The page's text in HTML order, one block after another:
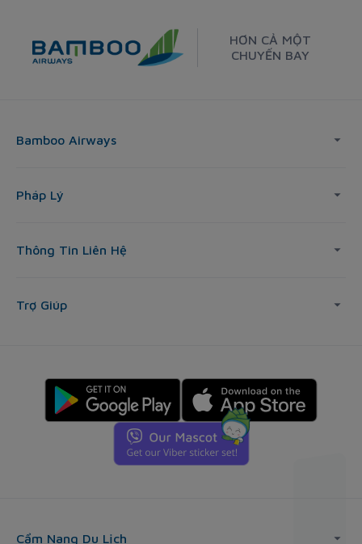
HƠN CẢ MỘT
CHUYẾN BAY
Bamboo Airways
Pháp Lý
Thông Tin Liên Hệ
Trợ Giúp
Cẩm Nang Du Lịch